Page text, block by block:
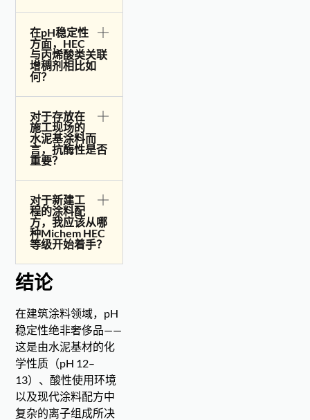
在pH稳定性
方面，HEC
与丙烯酸类关联
增稠剂相比如
何？
对于存放在
施工现场的
水泥基涂料而
言，抗酶性是否
重要？
对于新建工
程的涂料配
方，我应该从哪
种Michem HEC
等级开始着手？
结论
在建筑涂料领域，pH
稳定性绝非奢侈品——
这是由水泥基材的化
学性质（pH 12–
13）、酸性使用环境
以及现代涂料配方中
复杂的离子组成所决